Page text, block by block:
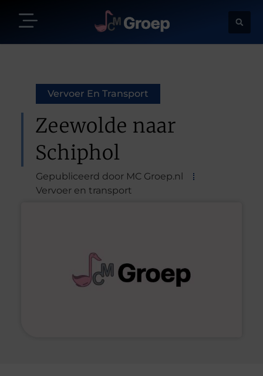
Vervoer En Transport
Zeewolde naar
Schiphol
Gepubliceerd door MC Groep.nl
Vervoer en transport